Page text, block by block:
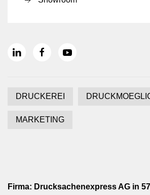
DRUCKEREI
MARKETING
Firma: Drucksachenexpress AG in